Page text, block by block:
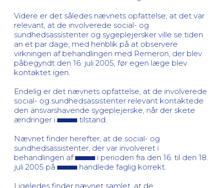
Videre er det således nævnets opfattelse, at det var
relevant, at de involverede social- og
sundhedsassistenter og sygeplejersker ville se tiden
an et par dage, med henblik på at observere
virkningen af behandlingen med Remeron, der blev
påbegyndt den 16. juli 2005, før egen læge blev
kontaktet igen.
Endelig er det nævnets opfattelse, at de involverede
social- og sundhedsassistenter relevant kontaktede
den ansvarshavende sygeplejerske, når der skete
ændringer i
tilstand.
Nævnet finder herefter, at de social- og
sundhedsassistenter, der var involveret i
behandlingen af
i perioden fra den 16. til den 18.
juli 2005 på
handlede faglig korrekt.
Ligeledes finder nævnet samlet, at de